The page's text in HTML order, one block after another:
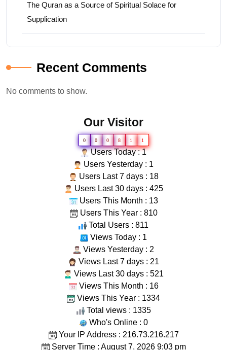
The Quran as a Source of Spiritual Solace for
Supplication
Recent Comments
No comments to show.
Our Visitor
0 0 0 8 1 1
Users Today : 1
Users Yesterday : 1
Users Last 7 days : 18
Users Last 30 days : 425
Users This Month : 13
Users This Year : 810
Total Users : 811
Views Today : 1
Views Yesterday : 2
Views Last 7 days : 21
Views Last 30 days : 521
Views This Month : 16
Views This Year : 1334
Total views : 1335
Who's Online : 0
Your IP Address : 216.73.216.217
Server Time : August 7, 2026 9:03 pm